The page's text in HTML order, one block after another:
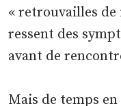
« retrouvailles de
ressent des
avant de
Mais de temps